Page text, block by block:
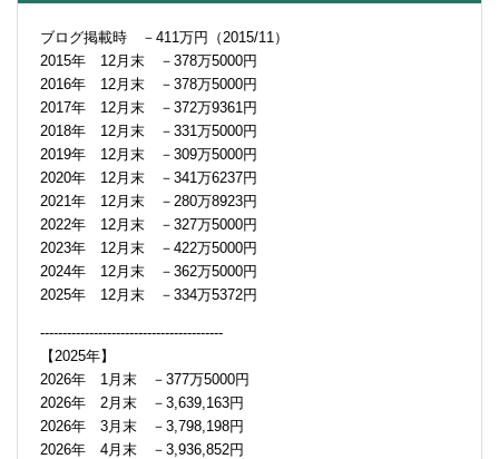
ブログ掲載時 －411万円（2015/11）
2015年 12月末 －378万5000円
2016年 12月末 －378万5000円
2017年 12月末 －372万9361円
2018年 12月末 －331万5000円
2019年 12月末 －309万5000円
2020年 12月末 －341万6237円
2021年 12月末 －280万8923円
2022年 12月末 －327万5000円
2023年 12月末 －422万5000円
2024年 12月末 －362万5000円
2025年 12月末 －334万5372円
-----------------------------------------
【2025年】
2026年 1月末 －377万5000円
2026年 2月末 －3,639,163円
2026年 3月末 －3,798,198円
2026年 4月末 －3,936,852円